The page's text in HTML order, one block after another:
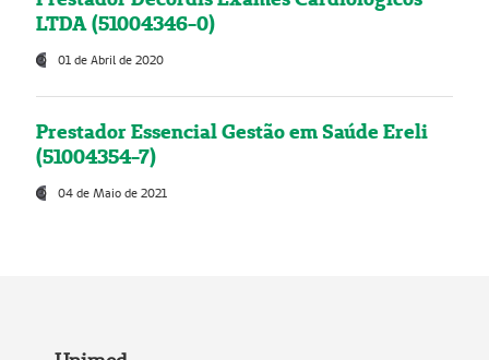
LTDA (51004346-0)
01 de Abril de 2020
Prestador Essencial Gestão em Saúde Ereli
(51004354-7)
04 de Maio de 2021